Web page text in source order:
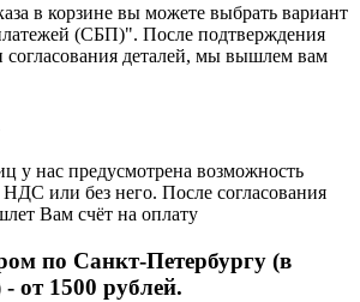
в корзине вы можете выбрать вариант
(СБП)". После подтверждения
согласования деталей, мы вышлем вам
у нас предусмотрена возможность
НДС или без него. После согласования
Вам счёт на оплату
по Санкт-Петербургу (в
от 1500 рублей.